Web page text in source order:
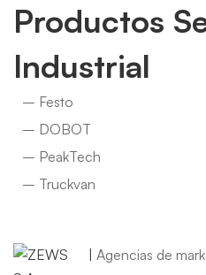
Productos
Industrial
– Festo
– DOBOT
– PeakTech
– Truckvan
Agencias de